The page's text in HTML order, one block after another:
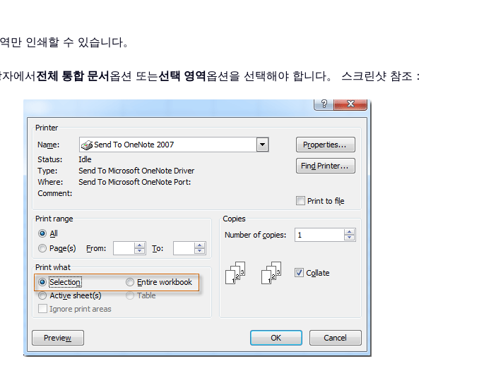
인쇄할 수 있습니다。
에서전체 통합 문서옵션 또는선택 영역옵션을 선택해야 합니다。 스크린샷 참조：